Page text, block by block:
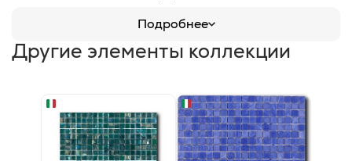
Подробнее
Другие элементы коллекции